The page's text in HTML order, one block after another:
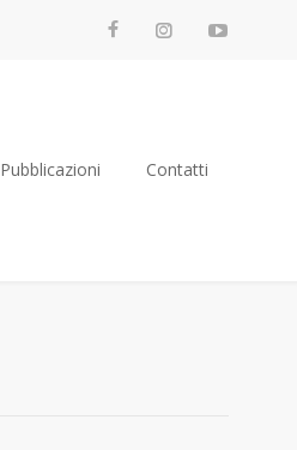
Pubblicazioni Contatti